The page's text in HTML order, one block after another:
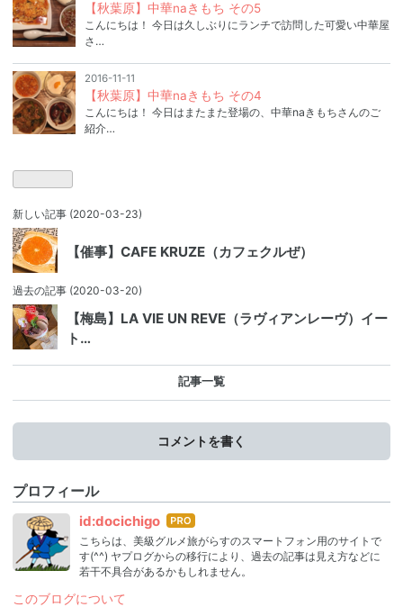
【秋葉原】中華naきもち その5
こんにちは！ 今日は久しぶりにランチで訪問した可愛い中華屋
さ…
2016-11-11
【秋葉原】中華naきもち その4
こんにちは！ 今日はまたまた登場の、中華naきもちさんのご
紹介…
新しい記事 (2020-03-23)
【催事】CAFE KRUZE（カフェクルぜ）
過去の記事 (2020-03-20)
【梅島】LA VIE UN REVE（ラヴィアンレーヴ）イー
ト…
記事一覧
コメントを書く
プロフィール
id:docichigo はて
なブ
ログ
Pro
こちらは、美級グルメ旅がらすのスマートフォン用のサイトで
す(^^) ヤプログからの移行により、過去の記事は見え方などに
若干不具合があるかもしれません。
このブログについて